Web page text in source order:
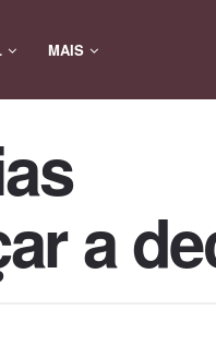
MAIS
a